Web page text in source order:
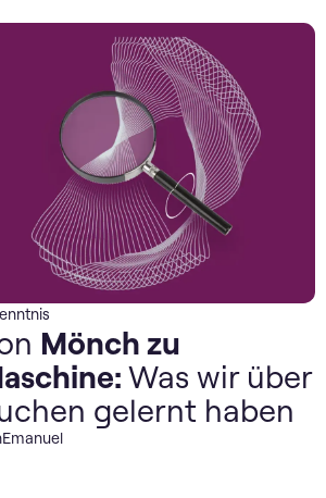
Mönch zu
Was wir über
gelernt haben
Emanuel